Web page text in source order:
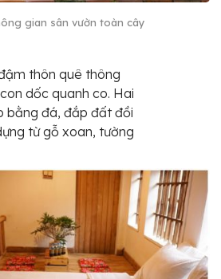
gian sân vườn toàn cây
thôn quê thông
dốc quanh co. Hai
bằng đá, đắp đất đồi
từ gỗ xoan, tường